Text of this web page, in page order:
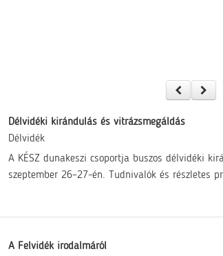
Délvidéki kirándulás és vitrázsmegáldás
Délvidék
A KÉSZ dunakeszi csoportja buszos délvidéki
szeptember 26–27-én. Tudnivalók és részletes
A Felvidék irodalmáról